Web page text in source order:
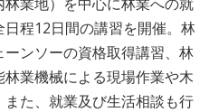
程12日間の講習を開催。林
ンソーの資格取得講習、林
業機械による現場作業や木
た、就業及び生活相談も行